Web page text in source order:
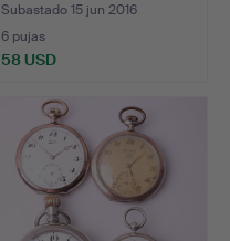
Subastado 15 jun 2016
6 pujas
58 USD